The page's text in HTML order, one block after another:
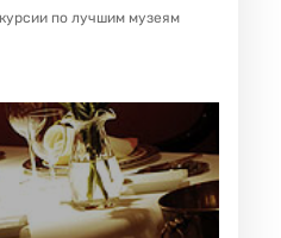
по лучшим музеям